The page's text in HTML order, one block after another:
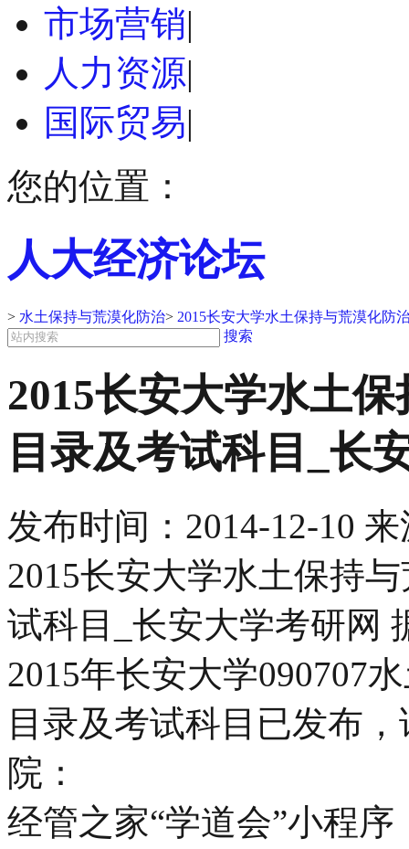
市场营销|
人力资源|
国际贸易|
您的位置：
人大经济论坛
> 水土保持与荒漠化防治> 2015长安大学水土保持与荒漠化防
搜索
2015长安大学水土
目录及考试科目_长
发布时间： 2014-12-10 来
2015长安大学水土保持
试科目_长安大学考研网
2015年长安大学090707
目录及考试科目已发布
院：
经管之家“学道会”小程序